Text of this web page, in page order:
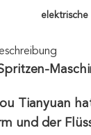
elektrische
Tianyuan
und der